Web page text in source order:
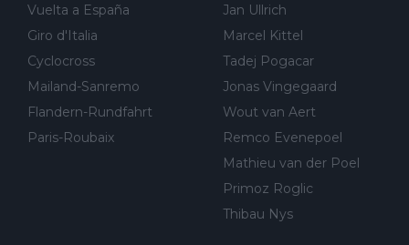
Vuelta a España
Giro d'Italia
Cyclocross
Mailand-Sanremo
Flandern-Rundfahrt
Paris-Roubaix
Jan Ullrich
Marcel Kittel
Tadej Pogacar
Jonas Vingegaard
Wout van Aert
Remco Evenepoel
Mathieu van der Poel
Primoz Roglic
Thibau Nys